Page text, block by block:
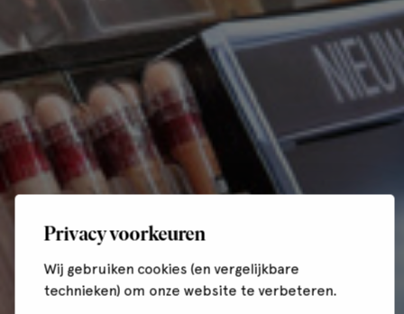
Privacy voorkeuren
Wij gebruiken cookies (en vergelijkbare
technieken) om onze website te verbeteren.